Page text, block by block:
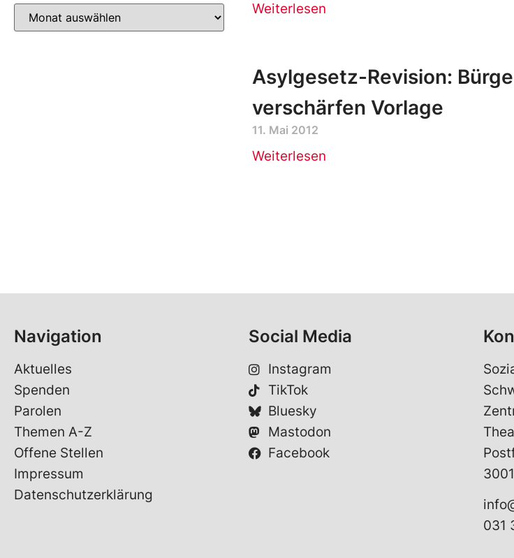
Weiterlesen
Asylgesetz-Revision:
verschärfen Vorlage
11. Mai 2012
Weiterlesen
Navigation
Aktuelles
Spenden
Parolen
Themen A-Z
Offene Stellen
Impressum
Datenschutzerklärung
Social Media
Instagram
TikTok
Bluesky
Mastodon
Facebook
031